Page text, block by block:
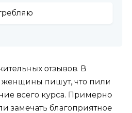
отзывов. В
женщины пишут, что пили
всего курса. Примерно
замечать благоприятное